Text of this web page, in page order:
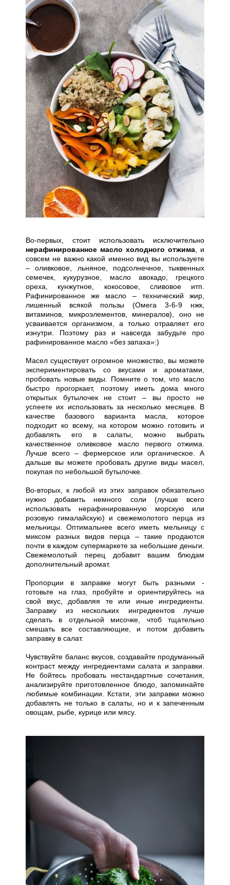
Во-первых, стоит использовать исключительно
нерафинированное масло холодного отжима , и
совсем не важно какой именно вид вы используете
– оливковое, льняное, подсолнечное, тыквенных
семечек, кукурузное, масло авокадо, грецкого
ореха, кунжутное, кокосовое, сливовое итп.
Рафинированное же масло – технический жир,
лишенный всякой пользы (Омега 3-6-9 нжк,
витаминов, микроэлементов, минералов), оно не
усваивается организмом, а только отравляет его
изнутри. Поэтому раз и навсегда забудьте про
рафинированное масло «без запаха»:)
Масел существует огромное множество, вы можете
экспериментировать со вкусами и ароматами,
пробовать новые виды. Помните о том, что масло
быстро прогоркает, поэтому иметь дома много
открытых бутылочек не стоит – вы просто не
успеете их использовать за несколько месяцев. В
качестве базового варианта масла, которое
подходит ко всему, на котором можно готовить и
добавлять его в салаты, можно выбрать
качественное оливковое масло первого отжима.
Лучше всего – фермерское или органическое. А
дальше вы можете пробовать другие виды масел,
покупая по небольшой бутылочке.
Во-вторых, к любой из этих заправок обязательно
нужно добавить немного соли (лучше всего
использовать нерафинированную морскую или
розовую гималайскую) и свежемолотого перца из
мельницы. Оптимальнее всего иметь мельницу с
миксом разных видов перца – такие продаются
почти в каждом супермаркете за небольшие деньги.
Свежемолотый перец добавит вашим блюдам
дополнительный аромат.
Пропорции в заправке могут быть разными -
готовьте на глаз, пробуйте и ориентируйтесь на
свой вкус, добавляя те или иные ингредиенты.
Заправку из нескольких ингредиентов лучше
сделать в отдельной мисочке, чтоб тщательно
смешать все составляющие, и потом добавить
заправку в салат.
Чувствуйте баланс вкусов, создавайте продуманный
контраст между ингредиентами салата и заправки.
Не бойтесь пробовать нестандартные сочетания,
анализируйте приготовленное блюдо, запоминайте
любимые комбинации. Кстати, эти заправки можно
добавлять не только в салаты, но и к запеченным
овощам, рыбе, курице или мясу.